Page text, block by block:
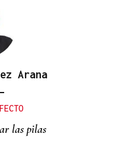
Arana
las pilas